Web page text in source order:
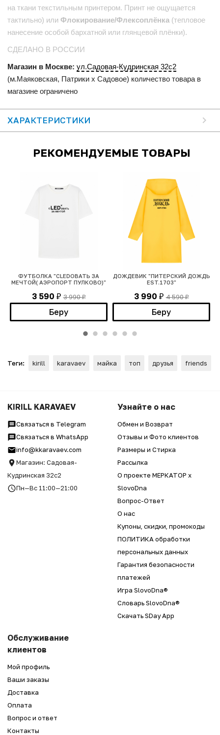
на ткани текстильным принтером. Принт не ощущается
тактильно) или Флокирование/Флексоплёнка (тепловое
нанесение особой бархатной или глянцевой плёнки).
СДЕЛАНО В РОССИИ
Магазин в Москве: ул.Садовая-Кудринская 32с2
(м.Маяковская, Патрики x Садовое) количество товара в
магазине ограничено
ХАРАКТЕРИСТИКИ
РЕКОМЕНДУЕМЫЕ ТОВАРЫ
ФУТБОЛКА "СLEDОВАТЬ ЗА
МЕЧТОЙ( АЭРОПОРТ ПУЛКОВО)"
3 590 ₽ 3 990₽
Беру
ДОЖДЕВИК "ПИТЕРСКИЙ ДОЖДЬ
EST.1703"
3 990 ₽ 4 590₽
Беру
Теги: kirill karavaev майка топ друзья friends
KIRILL KARAVAEV
Связаться в Telegram
Связаться в WhatsApp
info@kkaravaev.com
Магазин: Садовая-
Кудринская 32с2
Пн—Вс 11:00—21:00
Узнайте о нас
Обмен и Возврат
Отзывы и Фото клиентов
Размеры и Стирка
Рассылка
О проекте МЕРКАТОР x
SlovoDna
Вопрос-Ответ
О нас
Купоны, скидки, промокоды
ПОЛИТИКА обработки
персональных данных
Гарантия безопасности
платежей
Игра SlovoDna®
Словарь SlovoDna®
Скачать SDay App
Обслуживание
клиентов
Мой профиль
Ваши заказы
Доставка
Оплата
Вопрос и ответ
Контакты